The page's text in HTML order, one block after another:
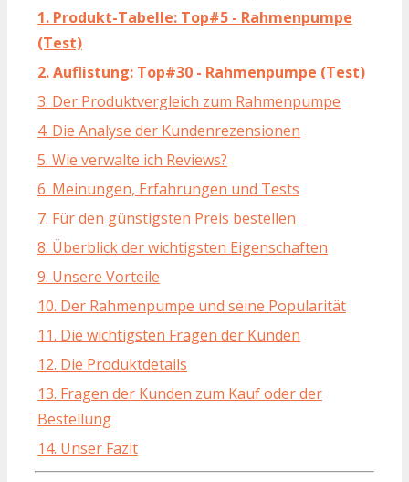
1. Produkt-Tabelle: Top#5 - Rahmenpumpe
(Test)
2. Auflistung: Top#30 - Rahmenpumpe (Test)
3. Der Produktvergleich zum Rahmenpumpe
4. Die Analyse der Kundenrezensionen
5. Wie verwalte ich Reviews?
6. Meinungen, Erfahrungen und Tests
7. Für den günstigsten Preis bestellen
8. Überblick der wichtigsten Eigenschaften
9. Unsere Vorteile
10. Der Rahmenpumpe und seine Popularität
11. Die wichtigsten Fragen der Kunden
12. Die Produktdetails
13. Fragen der Kunden zum Kauf oder der
Bestellung
14. Unser Fazit